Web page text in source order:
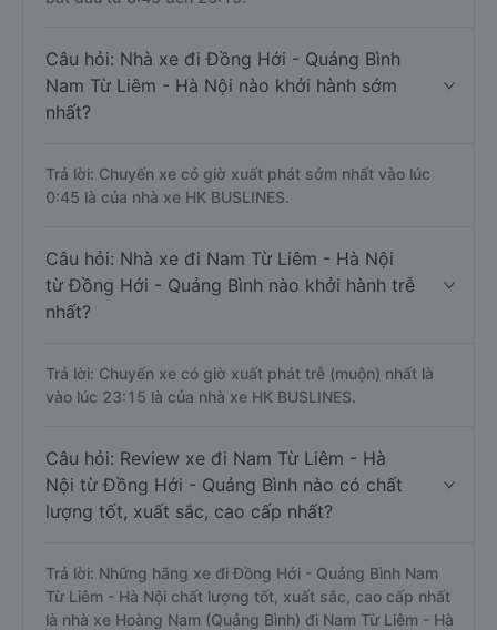
Câu hỏi: Nhà xe đi Đồng Hới - Quảng Bình
Nam Từ Liêm - Hà Nội nào khởi hành sớm
nhất?
Trả lời: Chuyến xe có giờ xuất phát sớm nhất vào lúc
0:45 là của nhà xe HK BUSLINES.
Câu hỏi: Nhà xe đi Nam Từ Liêm - Hà Nội
từ Đồng Hới - Quảng Bình nào khởi hành trễ
nhất?
Trả lời: Chuyến xe có giờ xuất phát trễ (muộn) nhất là
vào lúc 23:15 là của nhà xe HK BUSLINES.
Câu hỏi: Review xe đi Nam Từ Liêm - Hà
Nội từ Đồng Hới - Quảng Bình nào có chất
lượng tốt, xuất sắc, cao cấp nhất?
Trả lời: Những hãng xe đi Đồng Hới - Quảng Bình Nam
Từ Liêm - Hà Nội chất lượng tốt, xuất sắc, cao cấp nhất
là nhà xe Hoàng Nam (Quảng Bình) đi Nam Từ Liêm - Hà